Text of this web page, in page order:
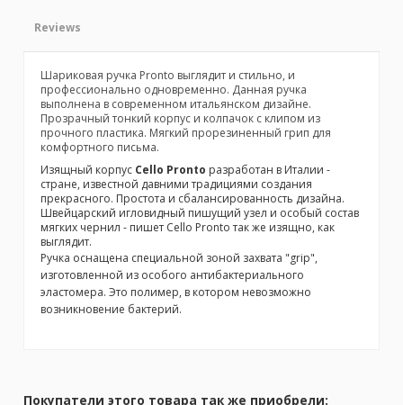
Reviews
Шариковая ручка Pronto выглядит и стильно, и
профессионально одновременно. Данная ручка
выполнена в современном итальянском дизайне.
Прозрачный тонкий корпус и колпачок с клипом из
прочного пластика. Мягкий прорезиненный грип для
комфортного письма.
Изящный корпус Cello Pronto разработан в Италии -
стране, известной давними традициями создания
прекрасного. Простота и сбалансированность дизайна.
Швейцарский игловидный пишущий узел и особый состав
мягких чернил - пишет Cello Pronto так же изящно, как
выглядит.
Ручка оснащена специальной зоной захвата "grip",
изготовленной из особого антибактериального
эластомера. Это полимер, в котором невозможно
возникновение бактерий.
Покупатели этого товара так же приобрели: